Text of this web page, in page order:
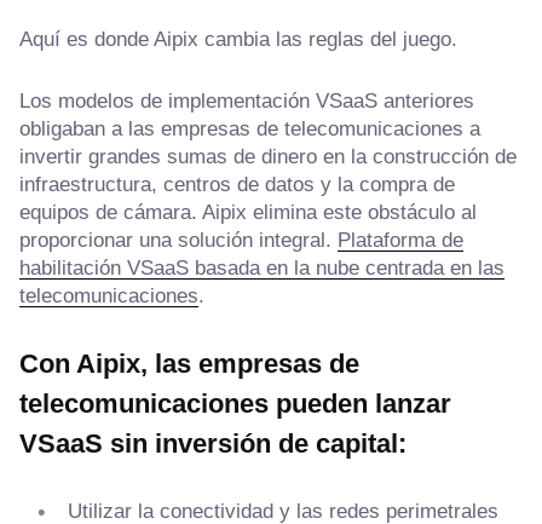
Aquí es donde Aipix cambia las reglas del juego.
Los modelos de implementación VSaaS anteriores
obligaban a las empresas de telecomunicaciones a
invertir grandes sumas de dinero en la construcción de
infraestructura, centros de datos y la compra de
equipos de cámara. Aipix elimina este obstáculo al
proporcionar una solución integral. Plataforma de
habilitación VSaaS basada en la nube centrada en las
telecomunicaciones.
Con Aipix, las empresas de
telecomunicaciones pueden lanzar
VSaaS sin inversión de capital:
Utilizar la conectividad y las redes perimetrales